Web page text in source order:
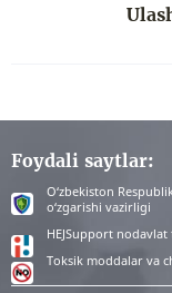
Foydali saytlar:
O‘zbekiston
o‘zgarishi vazirligi
HEJSupport
Toksik moddalar va